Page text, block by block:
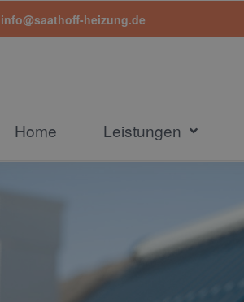
info@saathoff-heizung.de
Home Leistungen